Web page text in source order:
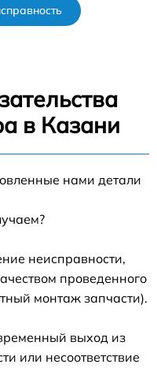
в Казани
нами детали
неисправности,
проведенного
монтаж запчасти).
выход из
или несоответствие